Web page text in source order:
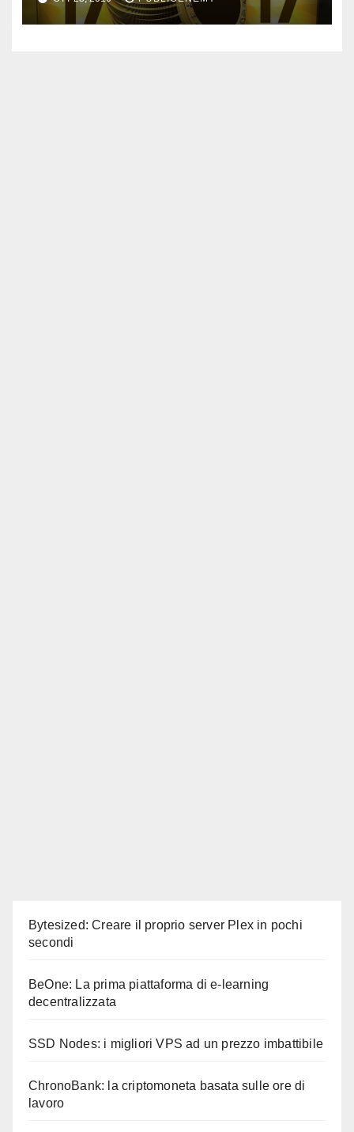
Bytesized: Creare il proprio server Plex in pochi
secondi
BeOne: La prima piattaforma di e-learning
decentralizzata
SSD Nodes: i migliori VPS ad un prezzo imbattibile
ChronoBank: la criptomoneta basata sulle ore di
lavoro